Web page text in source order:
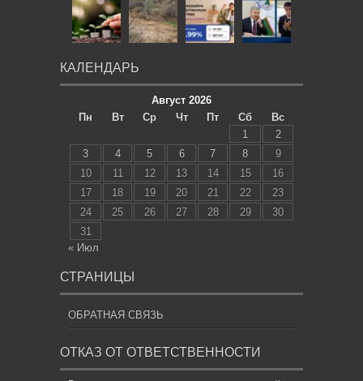
КАЛЕНДАРЬ
Август 2026
Пн
Вт Ср Чт Пт Сб
Вс
1
2
3
4 5 6 7 8
9
10
11 12 13 14 15
16
17
18 19 20 21 22
23
24
25 26 27 28 29
30
31
« Июл
СТРАНИЦЫ
ОБРАТНАЯ СВЯЗЬ
ОТКАЗ ОТ ОТВЕТСТВЕННОСТИ